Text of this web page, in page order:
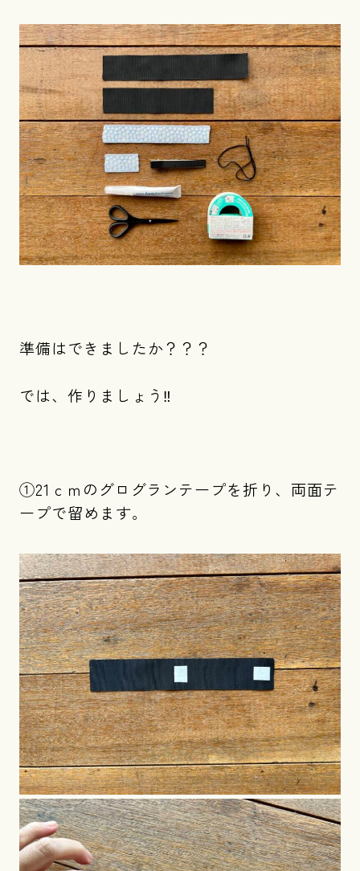
準備はできましたか？？？
では、作りましょう‼
①21ｃｍのグログランテープを折り、両面テ
ープで留めます。